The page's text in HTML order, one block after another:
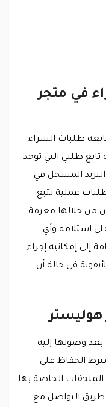
في متجر
طلبات الشراء
طلبي التي توجد
المسجل في
عملية تتبع
من خلالها معرفة
استلامه وأي
إلى إمكانية إجراء
في حالة أن
هوليستر
وصولها إليه
الحفاظ على
الملحقات الخاصة بها
طريق التواصل مع